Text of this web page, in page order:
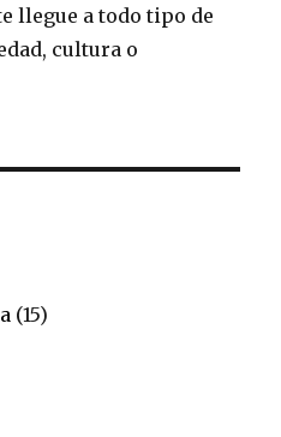
llegue a todo tipo de
cultura o
(15)